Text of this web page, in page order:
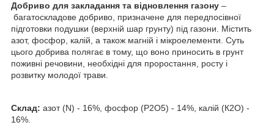
Добриво для закладання та відновлення газону –
багатоскладове добриво, призначене для передпосівної
підготовки подушки (верхній шар грунту) під газони. Містить
азот, фосфор, калій, а також магній і мікроелементи. Суть
цього добрива полягає в тому, що воно приносить в грунт
поживні речовини, необхідні для проростання, росту і
розвитку молодої трави.
Склад: азот (N) - 16%, фосфор (P2O5) - 14%, калій (К2О) -
16%.